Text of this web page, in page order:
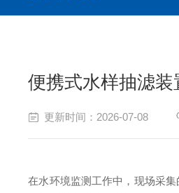
便携式水样抽滤
更新时间：2026-07-08
在水环境监测工作中，现场采